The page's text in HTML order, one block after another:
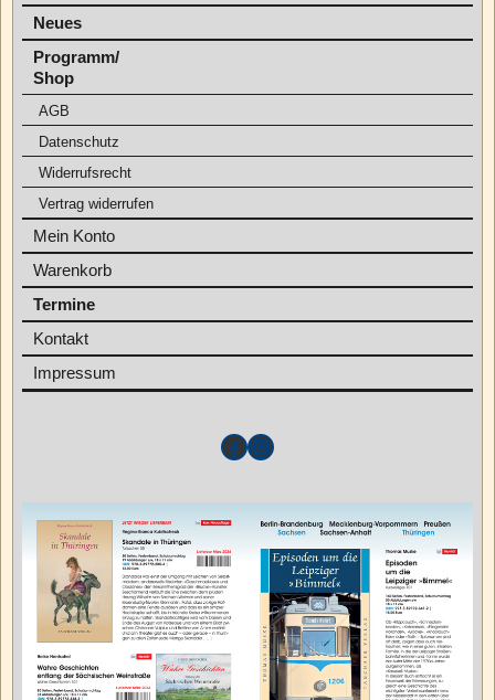
Neues
Programm/
Shop
AGB
Datenschutz
Widerrufsrecht
Vertrag widerrufen
Mein Konto
Warenkorb
Termine
Kontakt
Impressum